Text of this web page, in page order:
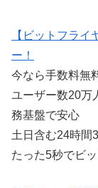
【ビットフライ
ー！
今なら手数料無
ユーザー数20万
務基盤で安心
土日含む24時間
たった5秒でビ